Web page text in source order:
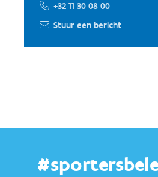
+32 11 30 08 00
Stuur een bericht